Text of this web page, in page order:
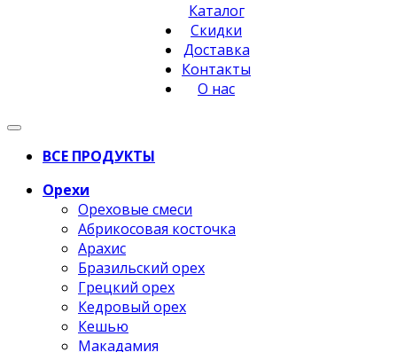
Каталог
Скидки
Доставка
Контакты
О нас
ВСЕ ПРОДУКТЫ
Орехи
Ореховые смеси
Абрикосовая косточка
Арахис
Бразильский орех
Грецкий орех
Кедровый орех
Кешью
Макадамия